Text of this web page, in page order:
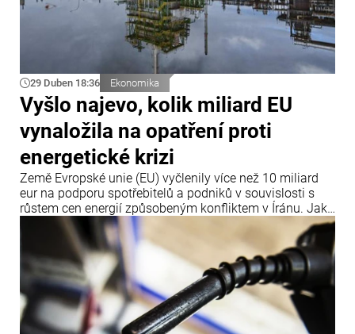
29 Duben 18:36 Ekonomika
Vyšlo najevo, kolik miliard EU
vynaložila na opatření proti
energetické krizi
Země Evropské unie (EU) vyčlenily více než 10 miliard
eur na podporu spotřebitelů a podniků v souvislosti s
růstem cen energií způsobeným konfliktem v Íránu. Jak
uvádí agentura Bloomberg, informace byly zveřejněny
28. dubna.